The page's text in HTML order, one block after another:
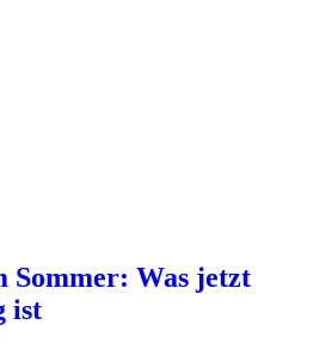
Sommer: Was jetzt
ist